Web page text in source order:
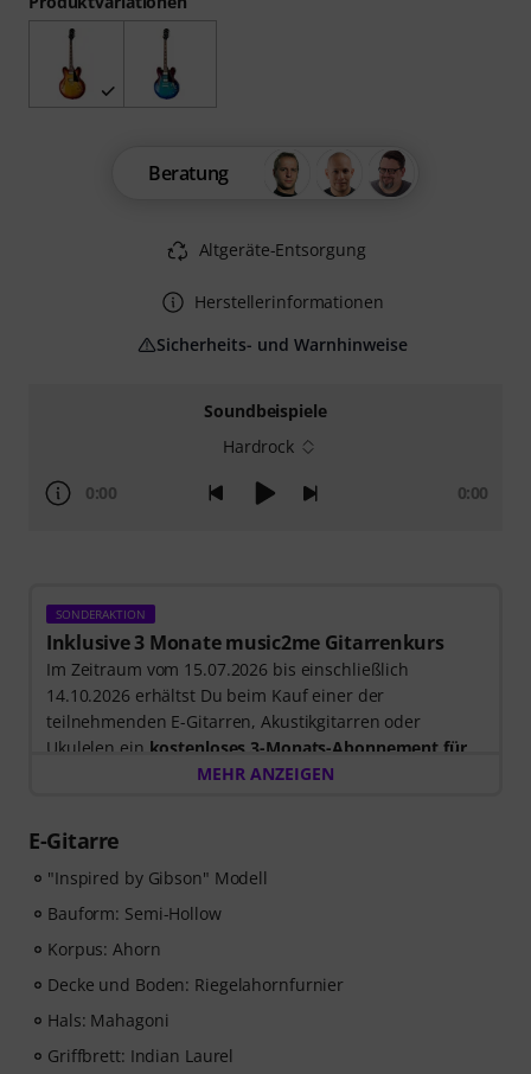
Soundbeispiele
Hardrock
0:00 0:00
SONDERAKTION
Inklusive 3 Monate music2me Gitarrenkurs
Im Zeitraum vom 15.07.2026 bis einschließlich
14.10.2026 erhältst Du beim Kauf einer der
teilnehmenden E-Gitarren, Akustikgitarren oder
Ukulelen ein kostenloses 3-Monats-Abonnement für
einen Onlinekurs von music2me im Wert von EUR
zugesendet. Das music2me Abo endet nach Ablauf
automatisch.
Music2Me, dein Online-Lernportal für Musik mit einem
Ausgezeichnet mit dem deutschen Bildungs-Award
2025/2026 in der Kategorie “E-Learning
Instrumentalunterricht”! Mit über 400 Gitarren
Videolektionen für Anfänger und Fortgeschrittene – von
Pop, Rock und Blues bis Metal und mehr. Mit
MEHR ANZEIGEN
E-Gitarre
"Inspired by Gibson" Modell
Bauform: Semi-Hollow
Korpus: Ahorn
Decke und Boden: Riegelahornfurnier
Hals: Mahagoni
Griffbrett: Indian Laurel
Beratung
Altgeräte-Entsorgung
Herstellerinformationen
Sicherheits- und Warnhinweise